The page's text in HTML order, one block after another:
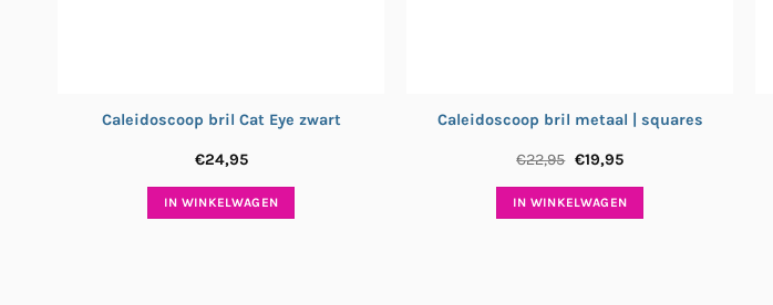
Caleidoscoop bril Cat Eye zwart
€24,95
IN WINKELWAGEN
Caleidoscoop bril metaal | squares
€22,95 Oorspronkelijke
was:
€22,95.
€19,95Huidige
is:
€19,95.
IN WINKELWAGEN